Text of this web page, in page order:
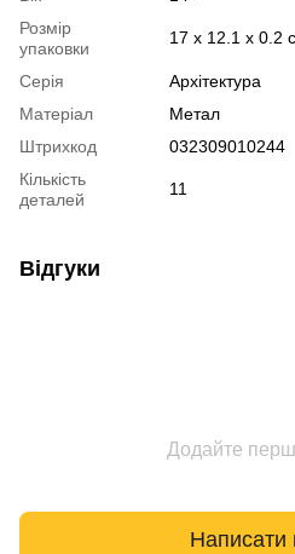
Розмір
упаковки
17 х 12.1 х 0.2
Серія
Архітектура
Матеріал
Метал
Штрихкод
032309010244
Кількість
деталей
11
Відгуки
Додайте
Написати